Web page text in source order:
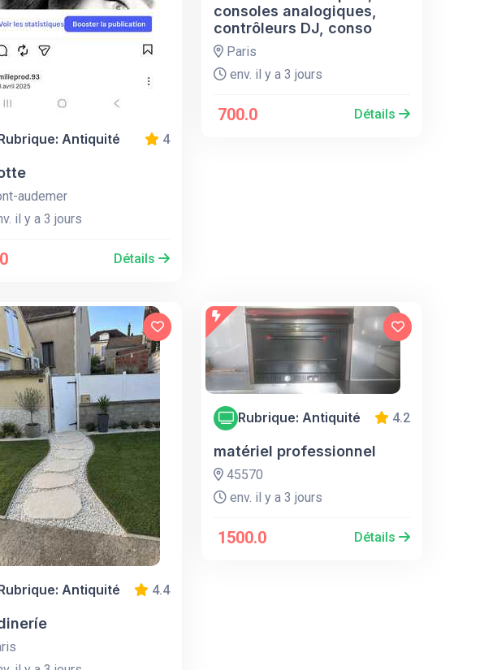
Antiquité 4
audemer
il y a 3 jours
Détails
consoles analogiques,
contrôleurs DJ, conso
Paris
env. il y a 3 jours
700.0 Détails
Antiquité 4.4
Rubrique: Antiquité 4.2
matériel professionnel
45570
env. il y a 3 jours
1500.0 Détails